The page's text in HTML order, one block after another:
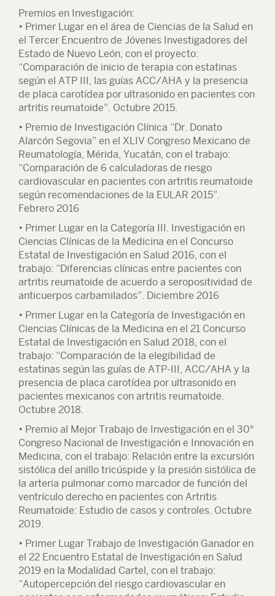
Premios en Investigación:
• Primer Lugar en el área de Ciencias de la Salud en
el Tercer Encuentro de Jóvenes Investigadores del
Estado de Nuevo León, con el proyecto:
“Comparación de inicio de terapia con estatinas
según el ATP III, las guías ACC/AHA y la presencia
de placa carotídea por ultrasonido en pacientes con
artritis reumatoide”. Octubre 2015.
• Premio de Investigación Clínica “Dr. Donato
Alarcón Segovia” en el XLIV Congreso Mexicano de
Reumatología, Mérida, Yucatán, con el trabajo:
“Comparación de 6 calculadoras de riesgo
cardiovascular en pacientes con artritis reumatoide
según recomendaciones de la EULAR 2015”.
Febrero 2016
• Primer Lugar en la Categoría III. Investigación en
Ciencias Clínicas de la Medicina en el Concurso
Estatal de Investigación en Salud 2016, con el
trabajo: “Diferencias clínicas entre pacientes con
artritis reumatoide de acuerdo a seropositividad de
anticuerpos carbamilados”. Diciembre 2016
• Primer Lugar en la Categoría de Investigación en
Ciencias Clínicas de la Medicina en el 21 Concurso
Estatal de Investigación en Salud 2018, con el
trabajo: “Comparación de la elegibilidad de
estatinas según las guías de ATP-III, ACC/AHA y la
presencia de placa carotídea por ultrasonido en
pacientes mexicanos con artritis reumatoide.
Octubre 2018.
• Premio al Mejor Trabajo de Investigación en el 30°
Congreso Nacional de Investigación e Innovación en
Medicina, con el trabajo: Relación entre la excursión
sistólica del anillo tricúspide y la presión sistólica de
la arteria pulmonar como marcador de función del
ventrículo derecho en pacientes con Artritis
Reumatoide: Estudio de casos y controles. Octubre
2019.
• Primer Lugar Trabajo de Investigación Ganador en
el 22 Encuentro Estatal de Investigación en Salud
2019 en la Modalidad Cartel, con el trabajo:
“Autopercepción del riesgo cardiovascular en